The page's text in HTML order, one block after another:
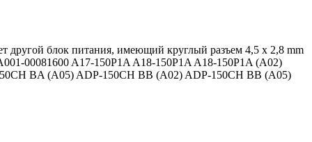
другой блок питания, имеющий круглый разъем 4,5 x 2,8 mm
00081600 A17-150P1A A18-150P1A A18-150P1A (A02)
BA (A05) ADP-150CH BB (A02) ADP-150CH BB (A05)